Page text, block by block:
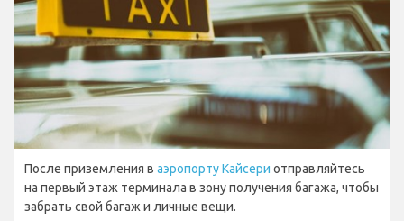
После приземления в аэропорту Кайсери отправляйтесь
на первый этаж терминала в зону получения багажа, чтобы
забрать свой багаж и личные вещи.